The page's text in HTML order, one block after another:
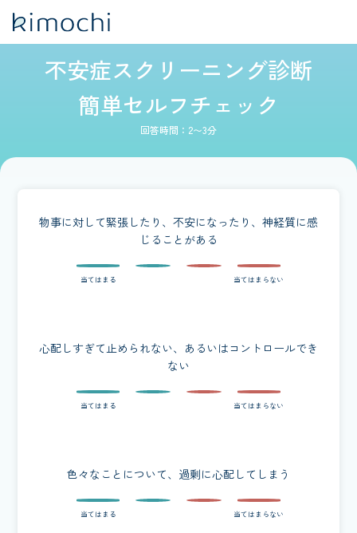
不安症スクリーニング診断
簡単セルフチェック
回答時間：2〜3分
物事に対して緊張したり、不安になったり、神経質に感
じることがある
心配しすぎて止められない、あるいはコントロールでき
ない
色々なことについて、過剰に心配してしまう